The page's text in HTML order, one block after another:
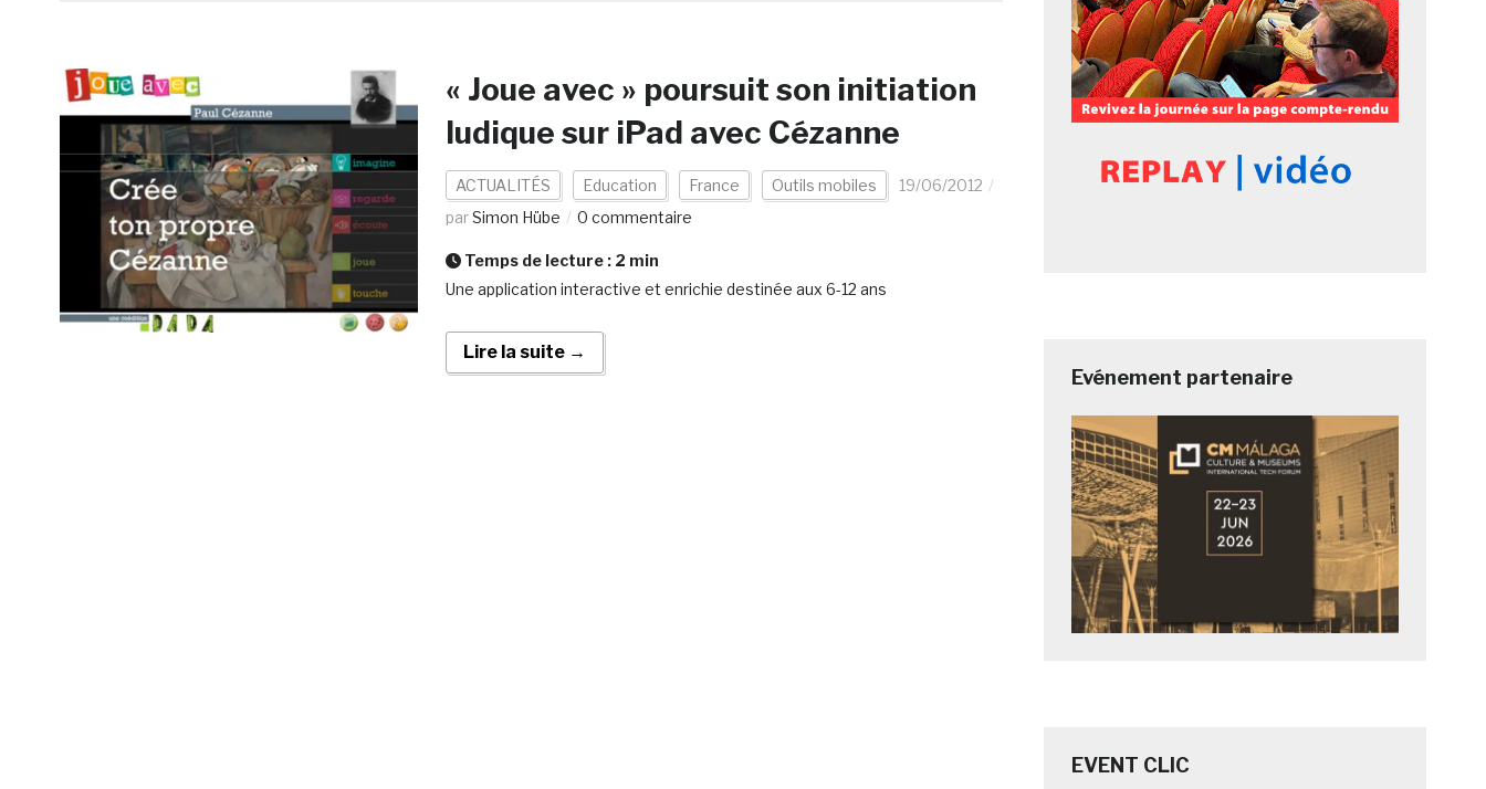
« Joue avec » poursuit son initiation
ludique sur iPad avec Cézanne
ACTUALITÉS Education France Outils mobiles
19/06/2012
parSimon Hübe 0 commentaire
Temps de lecture : 2 min
Une application interactive et enrichie destinée aux 6-12 ans
Lire la suite →
Evénement partenaire
EVENT CLIC